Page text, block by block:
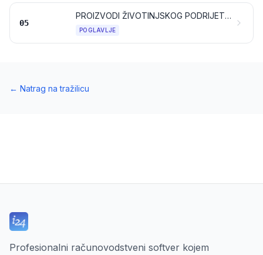
05
PROIZVODI ŽIVOTINJSKOG PODRIJETLA, NESPOMENUTI NITI UKLJUČENI NA DRUGOM MJESTU
POGLAVLJE
← Natrag na tražilicu
Profesionalni računovodstveni softver kojem